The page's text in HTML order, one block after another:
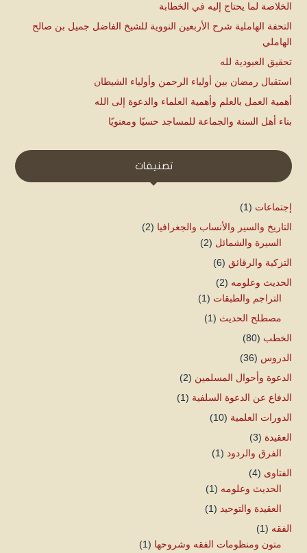
الخلاصة لما يحتاج إليه في الخطابة
التحفة الهاملية شرح الأربعين النووية للشيخ الفاضل جميل بن صالح
الهاملي
تحقيق العبودية لله
استقبال رمضان بين أولياء الرحمن وأولياء الشيطان
أهمية العمل بالعلم وأهمية العلماء والدعوة إلى الله
بناء أهل السنة والجماعة للمساجد حسيًا ومعنويًا
تصنيفات
إجتماعات (1)
التاريخ والسير والأنساب والجغرافيا (2)
السيرة والشمائل (2)
التزكية والرقائق (6)
الحديث وعلومه (2)
التراجم والطبقات (1)
مصطلح الحديث (1)
الخطب (80)
الدروس (36)
الدعوة وأحوال المسلمين (2)
الدفاع عن الدعوة السلفية (1)
الدورات العلمية (10)
العقيدة (3)
الفرق والردود (1)
الفتاوى (4)
الحديث وعلومه (1)
العقيدة والتوحيد (1)
الفقه (1)
متون ومنظومات الفقه وشروحها (1)